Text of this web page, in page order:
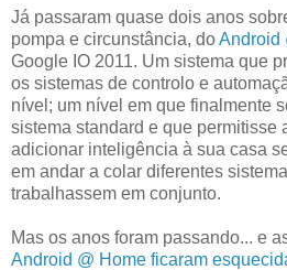
Já passaram quase dois anos
pompa e circunstância, doAndroid
Google IO 2011. Um sistema que
os sistemas de controlo e
nível; um nível em que finalmente
sistema standard e que permitisse
adicionar inteligência à sua casa
em andar a colar diferentes
trabalhassem em conjunto.
Mas os anos foram passando... e
Android @ Home ficaram